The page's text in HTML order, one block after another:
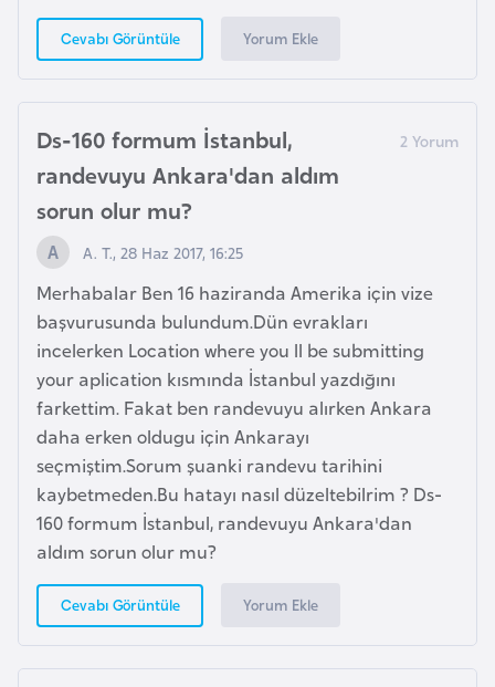
Cevabı Görüntüle Yorum Ekle
Ds-160 formum İstanbul,
randevuyu Ankara'dan aldım
sorun olur mu?
A. T., 28 Haz 2017, 16:25
Merhabalar Ben 16 haziranda Amerika için vize
başvurusunda bulundum.Dün evrakları
incelerken Location where you ll be submitting
your aplication kısmında İstanbul yazdığını
farkettim. Fakat ben randevuyu alırken Ankara
daha erken oldugu için Ankarayı
seçmiştim.Sorum şuanki randevu tarihini
kaybetmeden.Bu hatayı nasıl düzeltebilrim ? Ds-
160 formum İstanbul, randevuyu Ankara'dan
aldım sorun olur mu?
Cevabı Görüntüle Yorum Ekle
G
ü
n
e
y
K
r
e
G
ü
n
e
y
S
u
d
a
n
G
u